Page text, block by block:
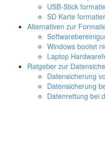
USB-Stick
SD Karte
Alternativen zur
Windows bootet
Laptop
Ratgeber zur
Datensicherung
Datensicherung
Datenrettung bei